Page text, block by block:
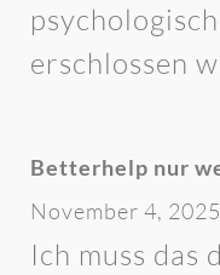
erschlossen
Betterhelp nur
November 4,
Ich muss das